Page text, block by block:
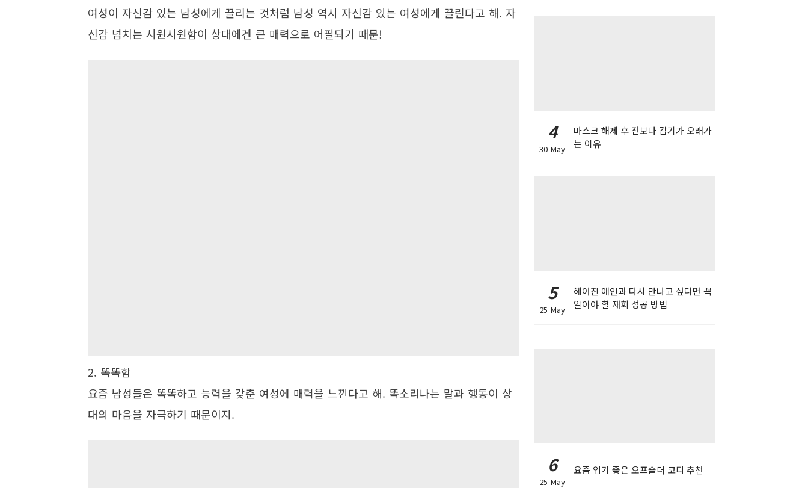
여성이 자신감 있는 남성에게 끌리는 것처럼 남성 역시 자신감 있는 여성에게 끌린다고 해. 자
신감 넘치는 시원시원함이 상대에겐 큰 매력으로 어필되기 때문!
2. 똑똑함
요즘 남성들은 똑똑하고 능력을 갖춘 여성에 매력을 느낀다고 해. 똑소리나는 말과 행동이 상
대의 마음을 자극하기 때문이지.
4
30 May
마스크 해제 후 전보다 감기가 오래가
는 이유
5
25 May
헤어진 애인과 다시 만나고 싶다면 꼭
알아야 할 재회 성공 방법
6
25 May
요즘 입기 좋은 오프숄더 코디 추천